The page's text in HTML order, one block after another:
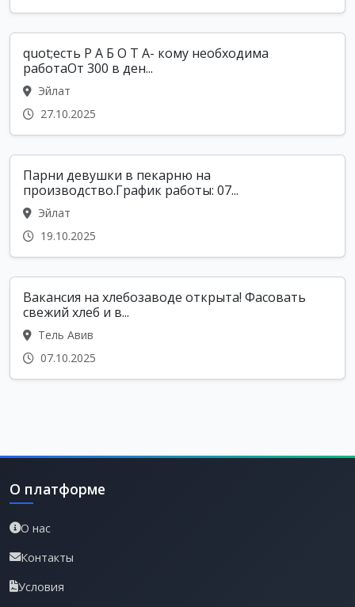
quot;есть Р А Б О Т А- кому необходима
работаОт 300 в ден...
Эйлат
27.10.2025
Парни девушки в пекарню на
производство.График работы: 07...
Эйлат
19.10.2025
Вакансия на хлебозаводе открыта! Фасовать
свежий хлеб и в...
Тель Авив
07.10.2025
О платформе
О нас
Контакты
Условия